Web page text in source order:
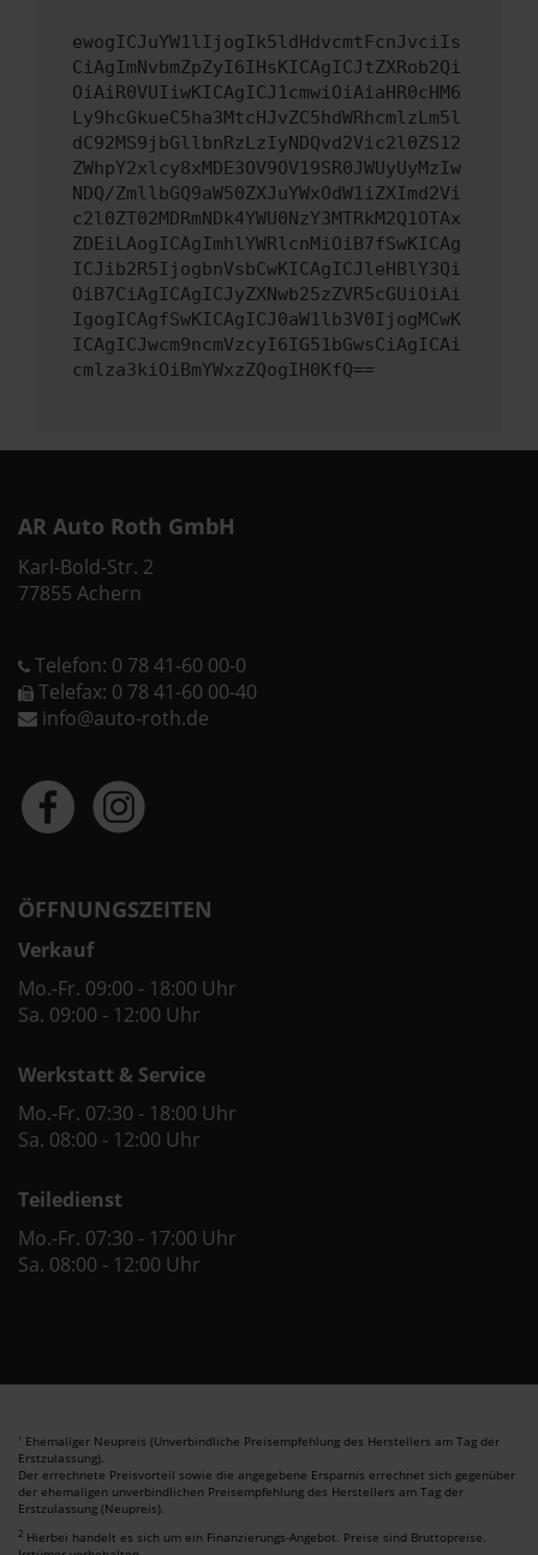
ewogICJuYW1lIjogIk5ldHdvcmtFcnJvciIs
CiAgImNvbmZpZyI6IHsKICAgICJtZXRob2Qi
OiAiR0VUIiwKICAgICJ1cmwiOiAiaHR0cHM6
Ly9hcGkueC5ha3MtcHJvZC5hdWRhcmlzLm5l
dC92MS9jbGllbnRzLzIyNDQvd2Vic2l0ZS12
ZWhpY2xlcy8xMDE3OV9OV19SR0JWUyUyMzIw
NDQ/ZmllbGQ9aW50ZXJuYWxOdW1iZXImd2Vi
c2l0ZT02MDRmNDk4YWU0NzY3MTRkM2Q1OTAx
ZDEiLAogICAgImhlYWRlcnMiOiB7fSwKICAg
ICJib2R5IjogbnVsbCwKICAgICJleHBlY3Qi
OiB7CiAgICAgICJyZXNwb25zZVR5cGUiOiAi
IgogICAgfSwKICAgICJ0aW1lb3V0IjogMCwK
ICAgICJwcm9ncmVzcyI6IG51bGwsCiAgICAi
cmlza3kiOiBmYWxzZQogIH0KfQ==
AR Auto Roth GmbH
Karl-Bold-Str. 2
77855 Achern
Telefon: 0 78 41-60 00-0
Telefax: 0 78 41-60 00-40
info@auto-roth.de
ÖFFNUNGSZEITEN
Verkauf
Mo.-Fr. 09:00 - 18:00 Uhr
Sa. 09:00 - 12:00 Uhr
Werkstatt & Service
Mo.-Fr. 07:30 - 18:00 Uhr
Sa. 08:00 - 12:00 Uhr
Teiledienst
Mo.-Fr. 07:30 - 17:00 Uhr
Sa. 08:00 - 12:00 Uhr
1 Ehemaliger Neupreis (Unverbindliche Preisempfehlung des Herstellers am Tag der
Erstzulassung).
Der errechnete Preisvorteil sowie die angegebene Ersparnis errechnet sich gegenüber
der ehemaligen unverbindlichen Preisempfehlung des Herstellers am Tag der
Erstzulassung (Neupreis).
2 Hierbei handelt es sich um ein Finanzierungs-Angebot. Preise sind Bruttopreise.